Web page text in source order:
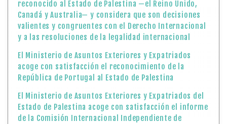
reconocido al Estado de Palestina —el Reino Unido,
Canadá y Australia— y considera que son decisiones
valientes y congruentes con el Derecho Internacional
y a las resoluciones de la legalidad internacional
El Ministerio de Asuntos Exteriores y Expatriados
acoge con satisfacción el reconocimiento de la
República de Portugal al Estado de Palestina
El Ministerio de Asuntos Exteriores y Expatriados del
Estado de Palestina acoge con satisfacción el informe
de la Comisión Internacional Independiente de